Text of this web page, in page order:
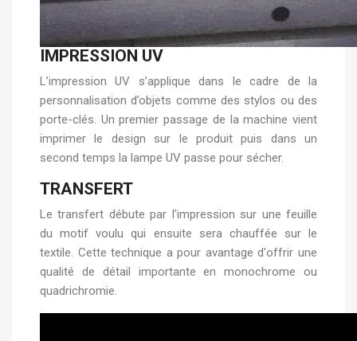
IMPRESSION UV
L’impression UV s’applique dans le cadre de la
personnalisation d’objets comme des stylos ou des
porte-clés. Un premier passage de la machine vient
imprimer le design sur le produit puis dans un
second temps la lampe UV passe pour sécher.
TRANSFERT
Le transfert débute par l'impression sur une feuille
du motif voulu qui ensuite sera chauffée sur le
textile. Cette technique a pour avantage d'offrir une
qualité de détail importante en monochrome ou
quadrichromie.